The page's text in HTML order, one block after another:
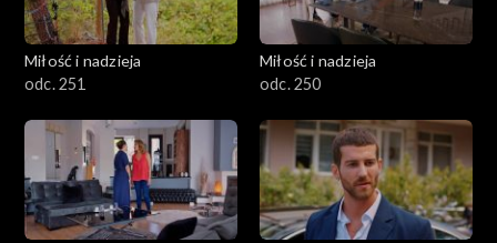
Miłość i nadzieja
odc. 251
Miłość i nadzieja
odc. 250